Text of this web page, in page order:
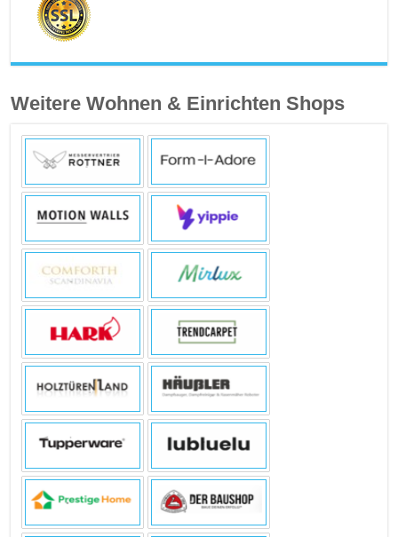
Weitere Wohnen & Einrichten Shops